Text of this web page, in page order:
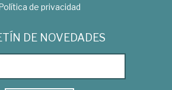
de privacidad
DE NOVEDADES